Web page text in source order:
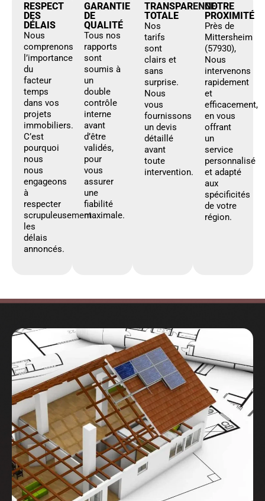
RESPECT
DES
DÉLAIS
Nous
comprenons
l’importance
du
facteur
temps
dans vos
projets
immobiliers.
C’est
pourquoi
nous
nous
engageons
à
respecter
scrupuleusement
les
délais
annoncés.
GARANTIE
DE
QUALITÉ
Tous nos
rapports
sont
soumis à
un
double
contrôle
interne
avant
d’être
validés,
pour
vous
assurer
une
fiabilité
maximale.
TRANSPARENCE
TOTALE
Nos
tarifs
sont
clairs et
sans
surprise.
Nous
vous
fournissons
un devis
détaillé
avant
toute
intervention.
NOTRE
PROXIMITÉ
Près de
Mittersheim
(57930),
Nous
intervenons
rapidement
et
efficacement,
en vous
offrant
un
service
personnalisé
et adapté
aux
spécificités
de votre
région.